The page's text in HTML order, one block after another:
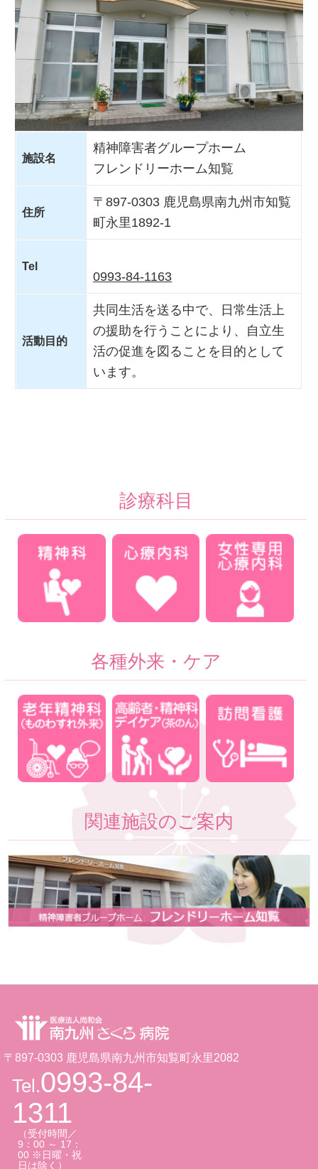
施設名
精神障害者グループホーム
フレンドリーホーム知覧
住所
〒897-0303 鹿児島県南九州市知覧
町永里1892-1
Tel
0993-84-1163
活動目的
共同生活を送る中で、日常生活上
の援助を行うことにより、自立生
活の促進を図ることを目的として
います。
診療科目
各種外来・ケア
関連施設のご案内
〒897-0303 鹿児島県南九州市知覧町永里2082
Tel.0993-84-
1311
（受付時間／
9：00 ～ 17：
00 ※日曜・祝
日は除く）